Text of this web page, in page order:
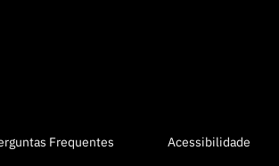
Frequentes Acessibilidade